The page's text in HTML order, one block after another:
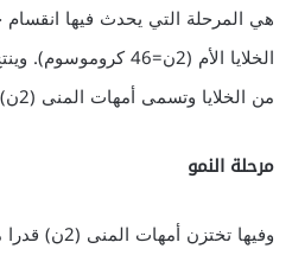
هي المرحلة التي يحدث فيها
الخلايا الأم (2ن=46
من الخلايا وتسمى أمهات المنى (2ن).
مرحلة النمو
وفيها تختزن